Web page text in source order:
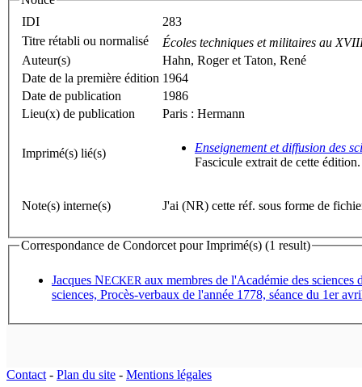
IDI
283
Titre rétabli ou normalisé
Écoles techniques et militaires au
Auteur(s)
Hahn, Roger et Taton, René
Date de la première édition 1964
Date de publication
1986
Lieu(x) de publication
Paris : Hermann
Imprimé(s) lié(s)
Enseignement et diffusion des
Fascicule extrait de cette édition.
Note(s) interne(s) J'ai (NR) cette réf. sous forme de
Correspondance de Condorcet pour Imprimé(s) (1 result)
Jacques NECKER
aux membres de l'Académie des sciences
sciences, Procès-verbaux de l'année 1778, séance du 1er
Contact- Plan du site - Mentions légales